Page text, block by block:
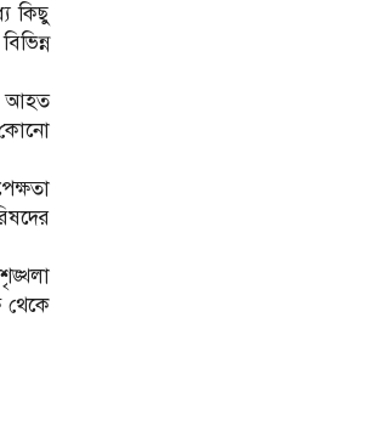
কিছু
আহত
কোনো
থেকে